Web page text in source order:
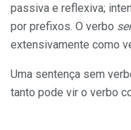
passiva e reflexiva;
por prefixos. O verbo
extensivamente como
Uma sentença sem
tanto pode vir o verbo